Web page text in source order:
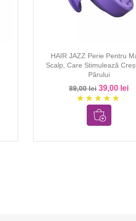
HAIR JAZZ Perie Pentru
Scalp, Care Stimulează
Părului
89,00 lei 39,00 lei
star star star star star